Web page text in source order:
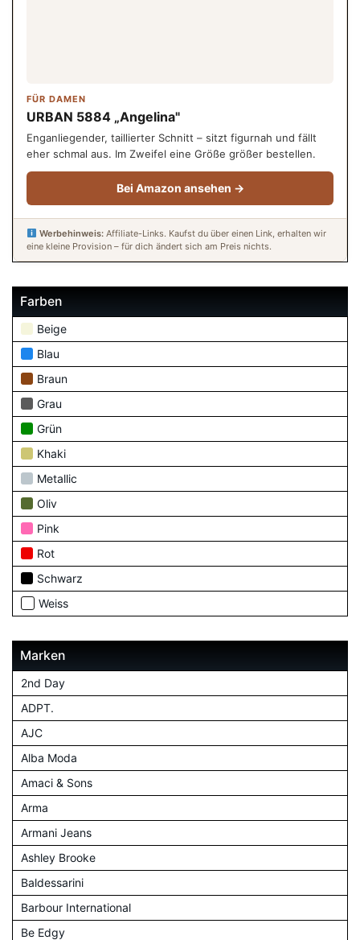
FÜR DAMEN
URBAN 5884 „Angelina"
Enganliegender, taillierter Schnitt – sitzt figurnah und fällt
eher schmal aus. Im Zweifel eine Größe größer bestellen.
Bei Amazon ansehen →
Werbehinweis:Affiliate-Links. Kaufst du über einen Link, erhalten wir
eine kleine Provision – für dich ändert sich am Preis nichts.
Farben
Beige
Blau
Braun
Grau
Grün
Khaki
Metallic
Oliv
Pink
Rot
Schwarz
Weiss
Marken
2nd Day
ADPT.
AJC
Alba Moda
Amaci & Sons
Arma
Armani Jeans
Ashley Brooke
Baldessarini
Barbour International
Be Edgy